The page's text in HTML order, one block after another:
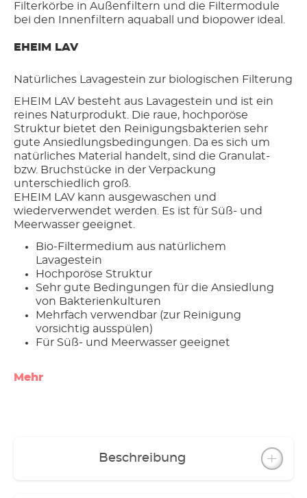
Filterkörbe in Außenfiltern und die Filtermodule
bei den Innenfiltern aquaball und biopower ideal.
EHEIM LAV
Natürliches Lavagestein zur biologischen Filterung
EHEIM LAV besteht aus Lavagestein und ist ein
reines Naturprodukt. Die raue, hochporöse
Struktur bietet den Reinigungsbakterien sehr
gute Ansiedlungsbedingungen. Da es sich um
natürliches Material handelt, sind die Granulat-
bzw. Bruchstücke in der Verpackung
unterschiedlich groß.
EHEIM LAV kann ausgewaschen und
wiederverwendet werden. Es ist für Süß- und
Meerwasser geeignet.
Bio-Filtermedium aus natürlichem
Lavagestein
Hochporöse Struktur
Sehr gute Bedingungen für die Ansiedlung
von Bakterienkulturen
Mehrfach verwendbar (zur Reinigung
vorsichtig ausspülen)
Für Süß- und Meerwasser geeignet
Mehr
Beschreibung